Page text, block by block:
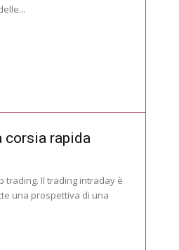
corsia rapida
trading. Il trading intraday è
una prospettiva di una